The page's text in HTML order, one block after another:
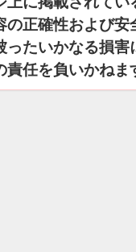
の正確性および
ったいかなる損
任を負いかねま